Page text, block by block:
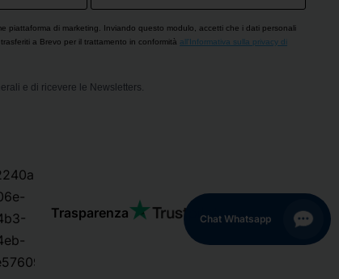
piattaforma di marketing. Inviando questo modulo, accetti che i dati personali
a Brevo per il trattamento in conformità all'Informativa sulla privacy di
e di ricevere le Newsletters.
Trasparenza